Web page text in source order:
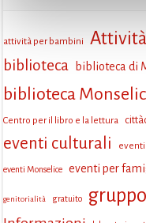
attività per bambini
biblioteca biblioteca di
biblioteca
Centro per il libro e la lettura
eventi culturali
eventi Monselice eventi per
genitorialità gratuito